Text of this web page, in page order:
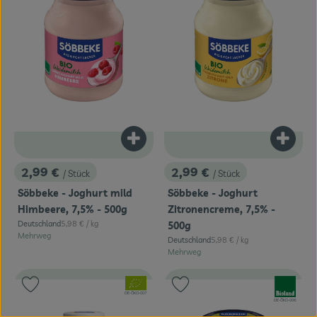
, Preis:
2,99 € / Stück
Söbbeke - Joghurt mild
Himbeere, 7,5% - 500g
, Herkunft:
Deutschland, Referenzpreis:
5,98 € / kg
Mehrweg
Produkt zum Warenkorb hinzufügen
, Preis:
2,99 € / Stück
Söbbeke - Joghurt
Zitronencreme, 7,5% -
500g
, Herkunft:
Deutschland, Referenzpreis:
5,98 € / kg
Mehrweg
, Verband:
, Kontrollstelle:
DE-ÖKO-007
Produkt zu Favouriten hinzufügen
, Kontrollstelle:
DE-ÖKO-006
Produkt zu Favouriten hinzufügen